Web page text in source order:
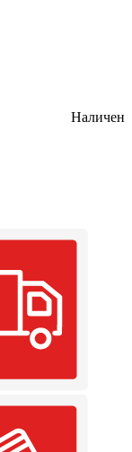
Наличен